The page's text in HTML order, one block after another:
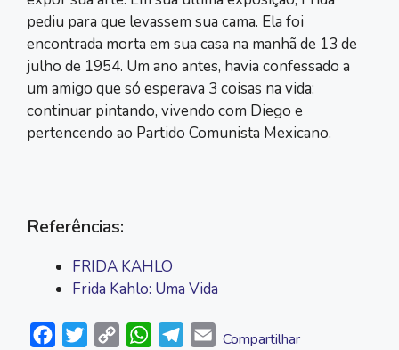
pediu para que levassem sua cama. Ela foi
encontrada morta em sua casa na manhã de 13 de
julho de 1954. Um ano antes, havia confessado a
um amigo que só esperava 3 coisas na vida:
continuar pintando, vivendo com Diego e
pertencendo ao Partido Comunista Mexicano.
Referências:
FRIDA KAHLO
Frida Kahlo: Uma Vida
W
ECompartilhar